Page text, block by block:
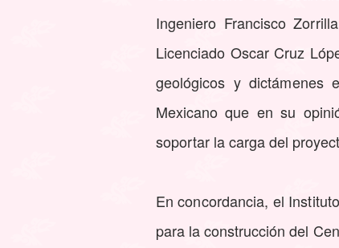
Ingeniero Francisco
Licenciado Oscar Cruz
geológicos y dictámenes
Mexicano que en su
soportar la carga del
En concordancia, el
para la construcción del